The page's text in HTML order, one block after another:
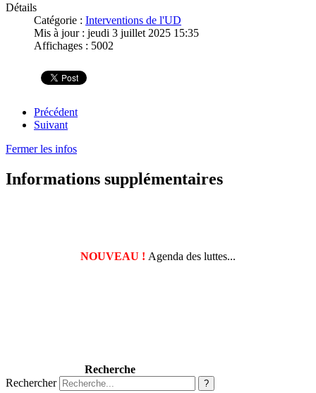
Détails
Catégorie : Interventions de l'UD
Mis à jour : jeudi 3 juillet 2025 15:35
Affichages : 5002
Précédent
Suivant
Fermer les infos
Informations supplémentaires
NOUVEAU ! Agenda des luttes...
Recherche
Rechercher
?